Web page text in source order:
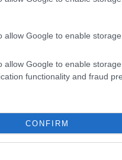
allow Google to enable
allow Google to enable
functionality and fraud
CONFIRM